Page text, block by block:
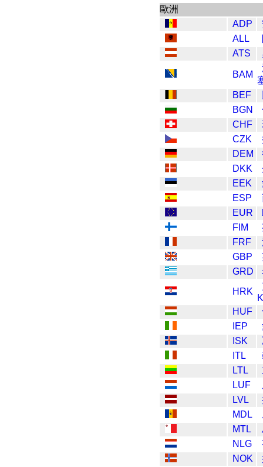
歐洲
ADP
ALL
ATS
BAM
BEF
BGN
CHF
CZK
DEM
DKK
EEK
ESP
EUR
FIM
FRF
GBP
GRD
HRK
HUF
IEP
ISK
ITL
LTL
LUF
LVL
MDL
MTL
NLG
NOK